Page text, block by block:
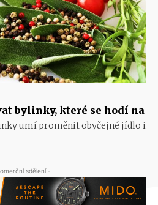
bylinky, které se hodí na
umí proměnit obyčejné jídlo i
sdělení -